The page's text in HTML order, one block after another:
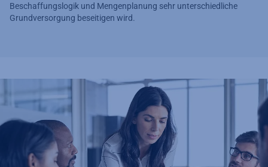
Beschaffungslogik und Mengenplanung sehr unterschiedliche
Grundversorgung beseitigen wird.